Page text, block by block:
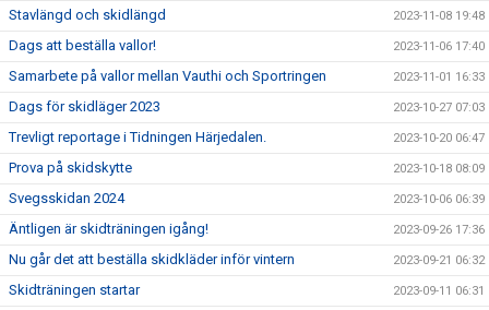
Stavlängd och skidlängd 2023-11-08 19:48
Dags att beställa vallor! 2023-11-06 17:40
Samarbete på vallor mellan Vauthi och Sportringen 2023-11-01 16:33
Dags för skidläger 2023 2023-10-27 07:03
Trevligt reportage i Tidningen Härjedalen. 2023-10-20 06:47
Prova på skidskytte 2023-10-18 08:09
Svegsskidan 2024 2023-10-06 06:39
Äntligen är skidträningen igång! 2023-09-26 17:36
Nu går det att beställa skidkläder inför vintern 2023-09-21 06:32
Skidträningen startar 2023-09-11 06:31